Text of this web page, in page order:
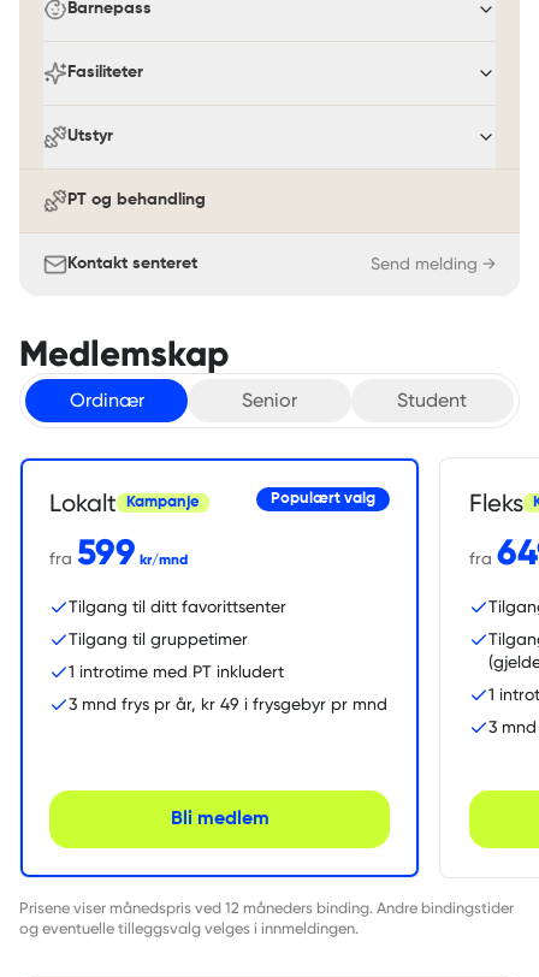
Barnepass
Fasiliteter
Utstyr
PT og behandling
Kontakt senteret Send melding →
Medlemskap
Ordinær Senior Student
Lokalt Kampanje Populært valg
fra 599 kr/mnd
Tilgang til ditt favorittsenter
Tilgang til gruppetimer
1 introtime med PT inkludert
3 mnd frys pr år, kr 49 i frysgebyr pr mnd
Bli medlem
Fleks
fra
1
3
Prisene viser månedspris ved 12 måneders binding. Andre bindingstider
og eventuelle tilleggsvalg velges i innmeldingen.